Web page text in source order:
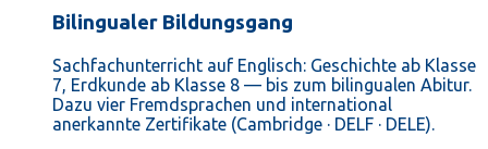
Bilingualer Bildungsgang
Sachfachunterricht auf Englisch: Geschichte ab Klasse
7, Erdkunde ab Klasse 8 — bis zum bilingualen Abitur.
Dazu vier Fremdsprachen und international
anerkannte Zertifikate (Cambridge · DELF · DELE).